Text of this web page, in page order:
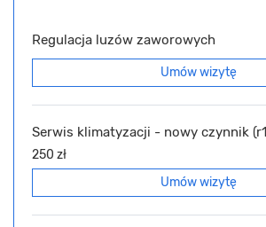
Regulacja luzów zaworowych
Umów wizytę
Serwis klimatyzacji - nowy czynnik
250 zł
Umów wizytę